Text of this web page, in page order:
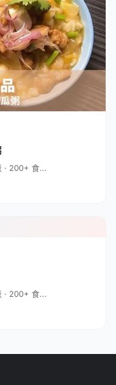
· 200+ 食...
· 200+ 食...